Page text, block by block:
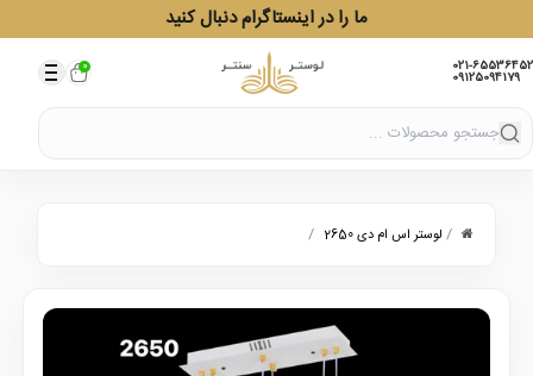
ما را در اینستاگرام دنبال کنید
021-65536452
09125094179
0
/ لوستر اس ام دی 2650 /